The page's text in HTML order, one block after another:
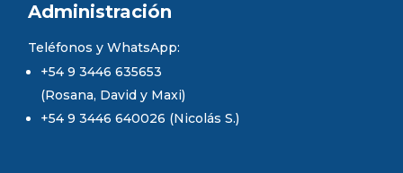
Administración
Teléfonos y WhatsApp:
+54 9 3446 635653
(Rosana, David y Maxi)
+54 9 3446 640026 (Nicolás S.)